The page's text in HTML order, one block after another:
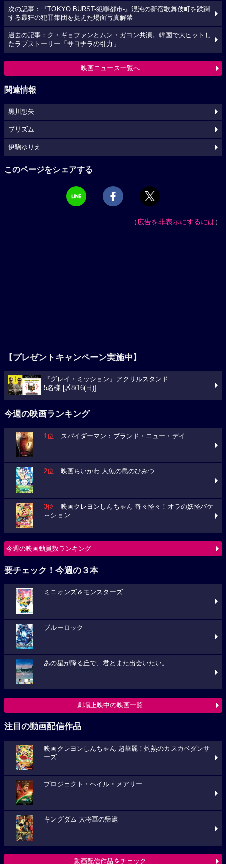
次の記事：『TOKYO BURST-犯罪都市-』混沌の新宿歌舞伎町を蹂躙
する最狂の犯罪集団を捉えた場面写真解禁
過去の記事：ク・ギョファンとムン・ガヨン共演。韓国で大ヒットし
たラブストーリー「サヨナラの引力」
映画ニュース一覧へ
関連情報
黒川想矢
プリズム
伊駒ゆりえ
このページをシェアする
（広告を非表示にするには）
【プレゼントキャンペーン実施中】
『グレイ・ミッション』アクリルスタンド
5名様 [〆8/16(日)]
今週の映画ランキング
1位 スパイダーマン：ブランド・ニュー・デイ
2位 映画ちいかわ 人魚の島のひみつ
3位 映画クレヨンしんちゃん 奇々怪々！オラの妖怪バケ
～ション
今週の映画動員数ランキング
要チェック！今週の３本
ミニオンズ＆モンスターズ
ブルーロック
あの星が降る丘で、君とまた出会いたい。
劇場上映中の映画一覧
注目の動画配信作品
映画クレヨンしんちゃん 超華麗！灼熱のカスカベダンサ
ーズ
プロジェクト・ヘイル・メアリー
キングダム 大将軍の帰還
動画配信作品をチェック